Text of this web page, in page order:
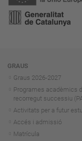
Navegació
GRAUS
Graus 2026-2027
Programes acadèmics
recorregut successiu
Activitats per a futur
Accés i admissió
Matrícula